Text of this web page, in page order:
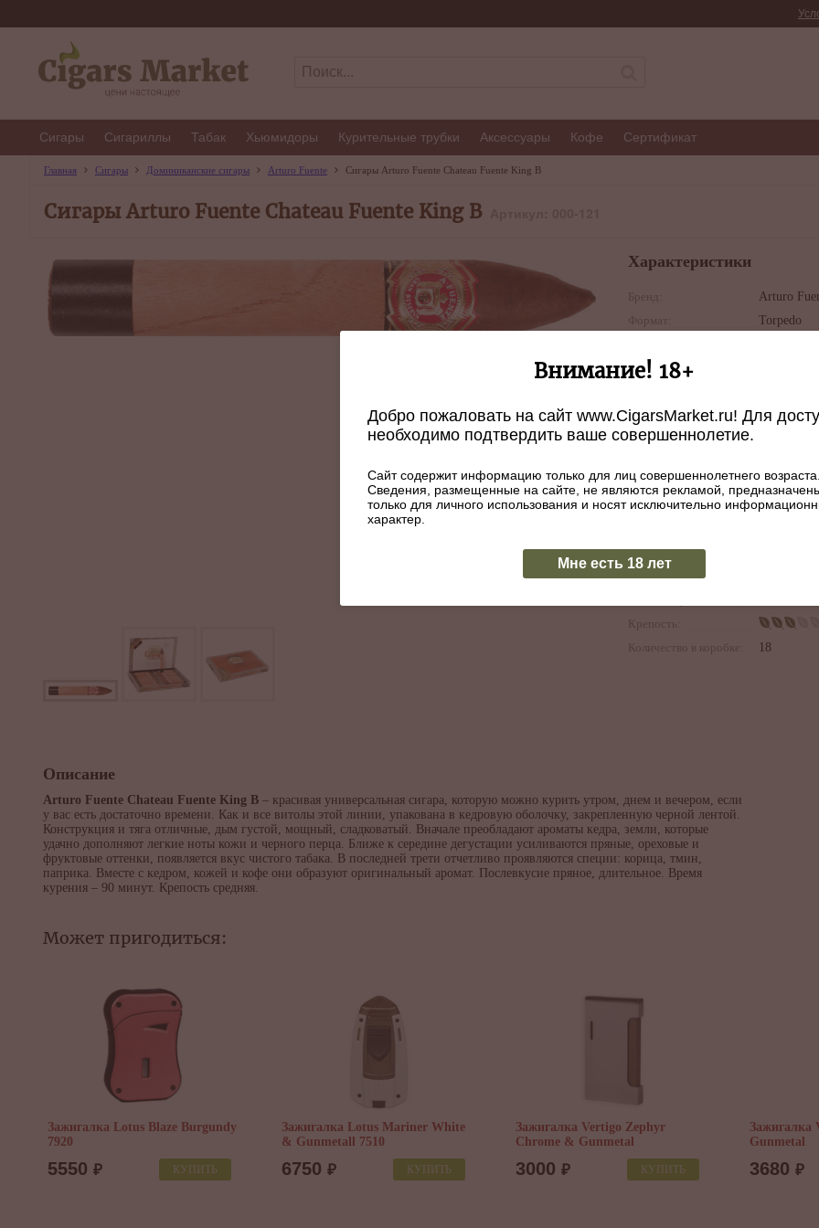
Сигары Сигариллы Табак Хьюмидоры Курительные трубки Аксессуары Кофе Сертификат
Главная Сигары Доминиканские сигары Arturo Fuente Сигары Arturo Fuente Chateau Fuente King B
Сигары Arturo Fuente Chateau Fuente King B
Характеристики
Бренд:
Arturo
Формат:
Torpedo
Длина:
152
Диаметр, мм:
Покровный лист:
Эквадор
Начинка:
Связующий лист:
Крепость:
Количество в коробке:
18
Описание
Arturo Fuente Chateau Fuente King B – красивая универсальная сигара, которую можно курить утром, днем и вечером, если
у вас есть достаточно времени. Как и все витолы этой линии, упакована в кедровую оболочку, закрепленную черной лентой.
Конструкция и тяга отличные, дым густой, мощный, сладковатый. Вначале преобладают ароматы кедра, земли, которые
удачно дополняют легкие ноты кожи и черного перца. Ближе к середине дегустации усиливаются пряные, ореховые и
фруктовые оттенки, появляется вкус чистого табака. В последней трети отчетливо проявляются специи: корица, тмин,
паприка. Вместе с кедром, кожей и кофе они образуют оригинальный аромат. Послевкусие пряное, длительное. Время
курения – 90 минут. Крепость средняя.
Может пригодиться:
Зажигалка Lotus Blaze Burgundy
7920
5550 ₽ КУПИТЬ
Зажигалка Lotus Mariner White
& Gunmetall 7510
6750 ₽ КУПИТЬ
Зажигалка Vertigo Zephyr
Chrome & Gunmetal
3000 ₽ КУПИТЬ
Зажигалка
Gunmetal
3680 ₽
Внимание! 18+
Добро пожаловать на сайт www.CigarsMarket.ru! Для
необходимо подтвердить ваше совершеннолетие.
Сайт содержит информацию только для лиц совершеннолетнего возраста.
Сведения, размещенные на сайте, не являются рекламой,
только для личного использования и носят исключительно
характер.
Мне есть 18 лет